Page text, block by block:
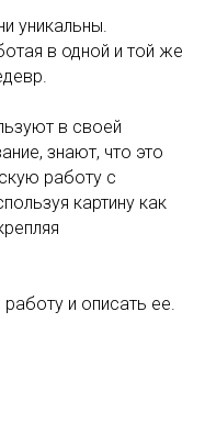
уникальны.
в одной и той же
в своей
знают, что это
работу с
картину как
и описать ее.